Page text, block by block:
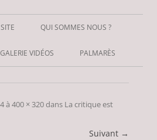
Aller
contenu
QUI SOMMES NOUS ?
GALERIE VIDÉOS PALMARÈS
à 400 × 320dans La critique est
Suivant →